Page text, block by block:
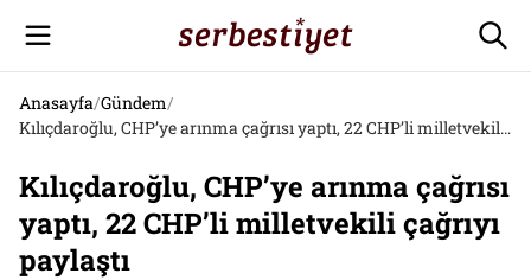
Anasayfa/Gündem/
Kılıçdaroğlu, CHP’ye arınma çağrısı yaptı, 22 CHP’li milletvekili çağrıyı paylaştı
Kılıçdaroğlu, CHP’ye arınma çağrısı
yaptı, 22 CHP’li milletvekili çağrıyı
paylaştı